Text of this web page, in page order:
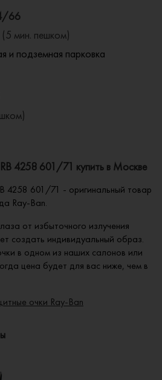
66
мин. пешком)
и подземная парковка
4258 601/71 купить в Москве
4258 601/71 - оригинальный товар
Ray-Ban.
от избыточного излучения
создать индивидуальный образ.
в одном из наших салонов или
цена будет для вас ниже, чем в
очки Ray-Ban